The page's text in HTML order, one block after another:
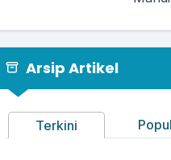
Arsip Artikel
Terkini